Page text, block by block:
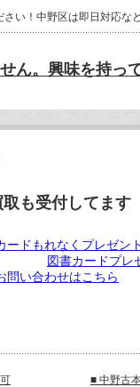
い！中野区は即日対応な
ん。興味を持っ
も受付してます
図書カードプレ
■ 中野古